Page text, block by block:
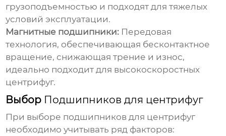
грузоподъемностью и подходят для тяжелых
условий эксплуатации.
Магнитные подшипники: Передовая
технология, обеспечивающая бесконтактное
вращение, снижающая трение и износ,
идеально подходит для высокоскоростных
центрифуг.
Выбор Подшипников для центрифуг
При выборе подшипников для центрифуг
необходимо учитывать ряд факторов: